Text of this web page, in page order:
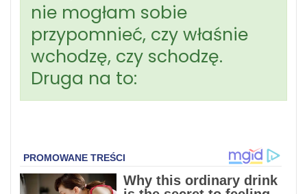
nie mogłam sobie
przypomnieć, czy właśnie
wchodzę, czy schodzę.
Druga na to: